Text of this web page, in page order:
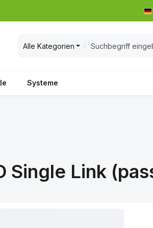
Alle Kategorien
Systeme
Single Link